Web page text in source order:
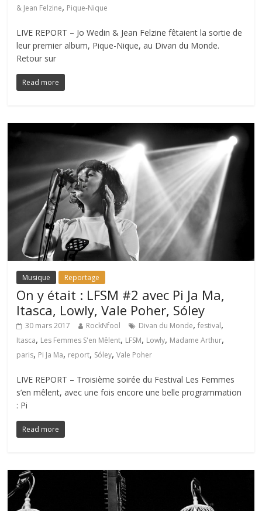
& Jean Felzine, Pique-Nique
LIVE REPORT – Jo Wedin & Jean Felzine fêtaient la sortie de
leur premier album, Pique-Nique, au Divan du Monde.
Retour sur
Read more
Musique Reportage
On y était : LFSM #2 avec Pi Ja Ma,
Itasca, Lowly, Vale Poher, Sóley
30 mars 2017 RockNfool Divan du Monde,festival,
Itasca, Les Femmes S'en Mêlent, LFSM, Lowly, Madame Arthur,
paris, Pi Ja Ma, report, Sóley,Vale Poher
LIVE REPORT – Troisième soirée du Festival Les Femmes
s’en mêlent, avec une fois encore une belle programmation
: Pi
Read more